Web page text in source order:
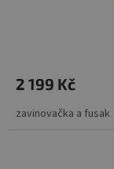
2 199 Kč
zavinovačka a fusak